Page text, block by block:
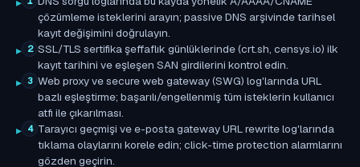
çözümleme isteklerini arayın; passive DNS arşivinde tarihsel
kayıt değişimini doğrulayın.
2 SSL/TLS sertifika şeffaflık günlüklerinde (crt.sh, censys.io) ilk
kayıt tarihini ve eşleşen SAN girdilerini kontrol edin.
3 Web proxy ve secure web gateway (SWG) log'larında URL
bazlı eşleştirme; başarılı/engellenmiş tüm isteklerin kullanıcı
atfı ile çıkarılması.
4 Tarayıcı geçmişi ve e-posta gateway URL rewrite log'larında
tıklama olaylarını korele edin; click-time protection alarmlarını
gözden geçirin.